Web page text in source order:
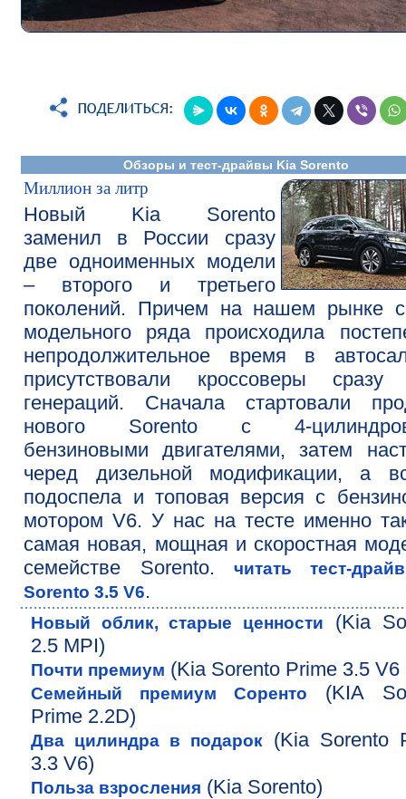
Обзоры и тест-драйвы Kia Sorento
Миллион за литр
Новый Kia Sorento
заменил в России сразу
две одноименных модели
– второго и третьего
поколений. Причем на нашем рынке
модельного ряда происходила
непродолжительное время в
присутствовали кроссоверы сразу
генераций. Сначала стартовали
нового Sorento c 4-
бензиновыми двигателями, затем
черед дизельной модификации, а
подоспела и топовая версия с
мотором V6. У нас на тесте именно
самая новая, мощная и скоростная
семействе Sorento.
читать тест-
Sorento 3.5 V6.
Новый облик, старые ценности
(Kia
2.5 MPI)
Почти премиум (Kia Sorento Prime 3.5 V6
Семейный премиум Соренто
(KIA
Prime 2.2D)
Два цилиндра в подарок(Kia Sorento
3.3 V6)
Польза взросления (Kia Sorento)